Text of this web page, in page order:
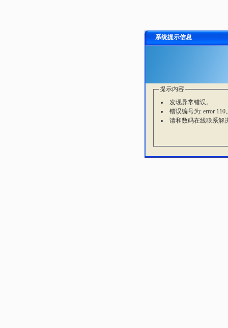
系统提示信息
提示内容
发现异常错误。
错误编号为: error 110
请和数码在线联系解